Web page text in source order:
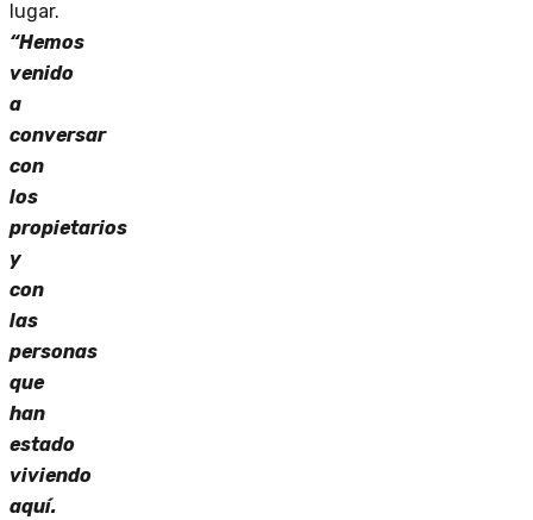
lugar.
“Hemos
venido
a
conversar
con
los
propietarios
y
con
las
personas
que
han
estado
viviendo
aquí.